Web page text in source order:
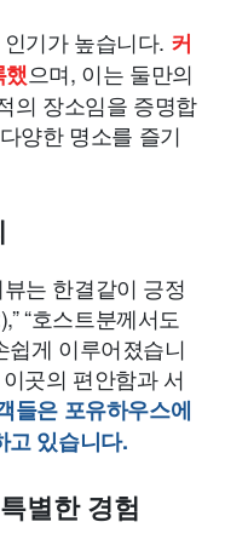
기가 높습니다. 커
으며, 이는 둘만의
의 장소임을 증명합
양한 명소를 즐기
는 한결같이 긍정
“호스트분께서도
쉽게 이루어졌습니
곳의 편안함과 서
들은 포유하우스에
고 있습니다.
별한 경험